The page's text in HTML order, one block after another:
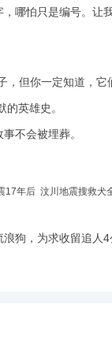
哪怕只是编号。让
，但你一定知道，它
英雄史。
不会被埋葬。
17年后 汶川地震搜救犬
浪狗，为求收留追人